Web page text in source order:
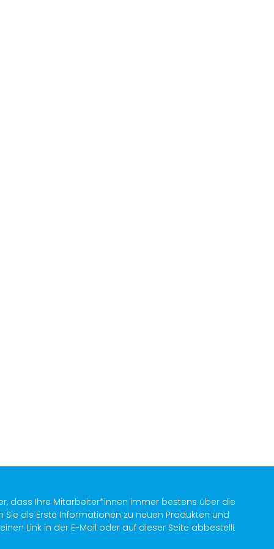
dass Ihre Mitarbeiter*innen immer bestens über die
als Erste Informationen zu neuen Produkten und
Link in der E-Mail oder auf dieser Seite abbestellt